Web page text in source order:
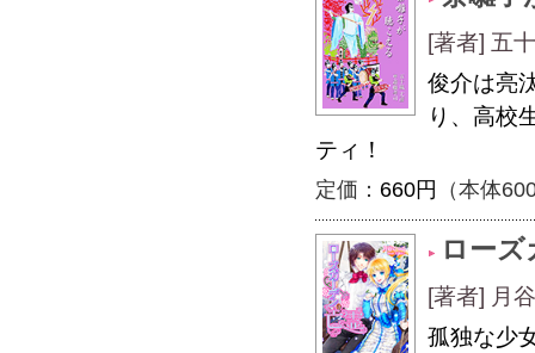
[著者] 五
俊介は亮
り、高校
ティ！
定価： 660円 （本体
ロー
[著者] 月
孤独な少